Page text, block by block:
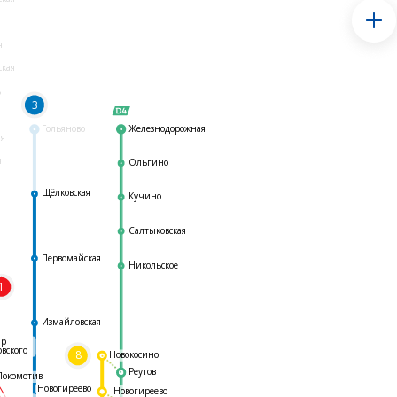
Гольяново
3
8
Железнодорожная
Ольгино
Кучино
Салтыковская
Никольское
Реутов
Измайловская
Первомайская
Щёлковская
Новогиреево
Новогиреево
Новокосино